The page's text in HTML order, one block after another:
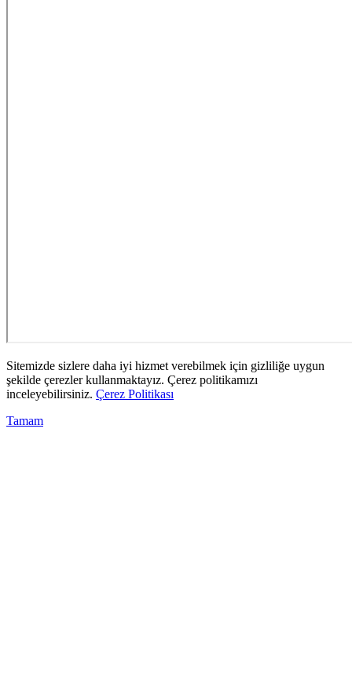
Sitemizde sizlere daha iyi hizmet verebilmek için gizliliğe uygun
şekilde çerezler kullanmaktayız. Çerez politikamızı
inceleyebilirsiniz. Çerez Politikası
Tamam